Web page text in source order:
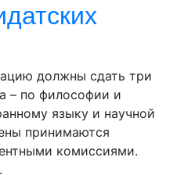
должны сдать три
– по философии и
языку и научной
принимаются
комиссиями.